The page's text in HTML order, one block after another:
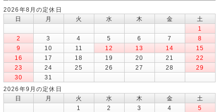
2026年8月の定休日
日
月 火 水 木 金
土
1
2
3 4 5 6 7
8
9
10 11 12 13 14
15
16
17 18 19 20 21
22
23
24 25 26 27 28
29
30
31
2026年9月の定休日
日
月 火 水 木 金
土
1
2 3 4
5